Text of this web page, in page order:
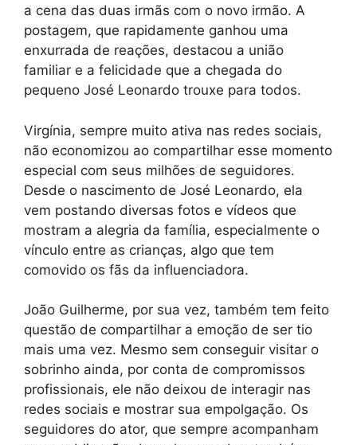
a cena das duas irmãs com o novo irmão. A
postagem, que rapidamente ganhou uma
enxurrada de reações, destacou a união
familiar e a felicidade que a chegada do
pequeno José Leonardo trouxe para todos.
Virgínia, sempre muito ativa nas redes sociais,
não economizou ao compartilhar esse momento
especial com seus milhões de seguidores.
Desde o nascimento de José Leonardo, ela
vem postando diversas fotos e vídeos que
mostram a alegria da família, especialmente o
vínculo entre as crianças, algo que tem
comovido os fãs da influenciadora.
João Guilherme, por sua vez, também tem feito
questão de compartilhar a emoção de ser tio
mais uma vez. Mesmo sem conseguir visitar o
sobrinho ainda, por conta de compromissos
profissionais, ele não deixou de interagir nas
redes sociais e mostrar sua empolgação. Os
seguidores do ator, que sempre acompanham